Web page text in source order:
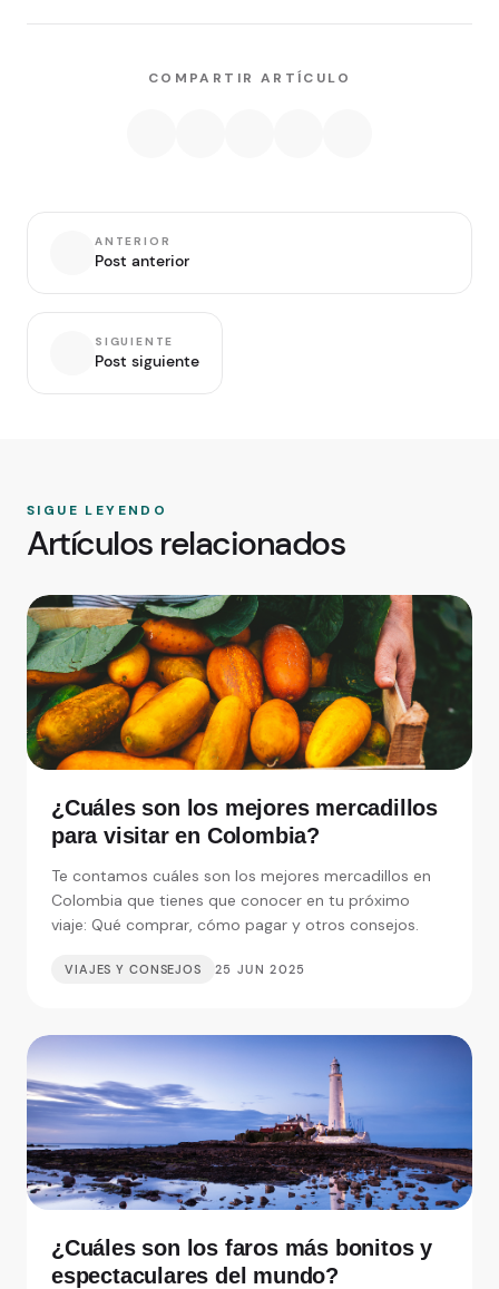
COMPARTIR ARTÍCULO
ANTERIOR
Post anterior
SIGUIENTE
Post siguiente
SIGUE LEYENDO
Artículos relacionados
¿Cuáles son los mejores mercadillos
para visitar en Colombia?
Te contamos cuáles son los mejores mercadillos en
Colombia que tienes que conocer en tu próximo
viaje: Qué comprar, cómo pagar y otros consejos.
VIAJES Y CONSEJOS 25 JUN 2025
¿Cuáles son los faros más bonitos y
espectaculares del mundo?